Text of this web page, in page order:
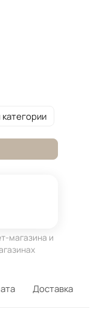
магазина и
Доставка